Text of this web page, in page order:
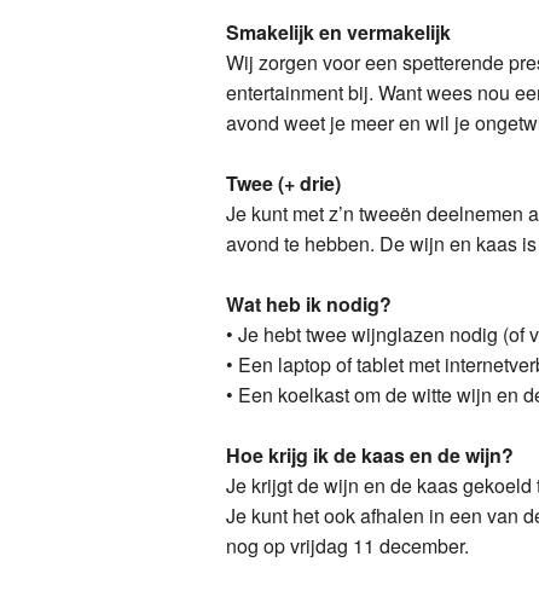
Smakelijk en vermakelijk
Wij zorgen voor een spetterende
entertainment bij. Want wees nou
avond weet je meer en wil je
Twee (+ drie)
Je kunt met z’n tweeën
avond te hebben. De wijn en kaas
Wat heb ik nodig?
• Je hebt twee wijnglazen nodig (of
• Een laptop of tablet met
• Een koelkast om de witte wijn en
Hoe krijg ik de kaas en de wijn?
Je krijgt de wijn en de kaas
Je kunt het ook afhalen in een van
nog op vrijdag 11 december.